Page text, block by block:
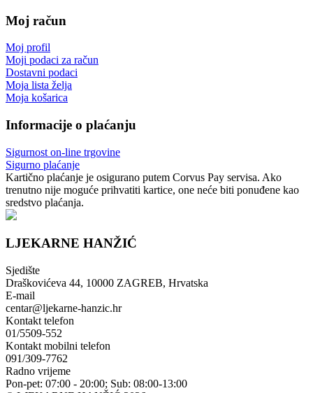
Moj račun
Moj profil
Moji podaci za račun
Dostavni podaci
Moja lista želja
Moja košarica
Informacije o plaćanju
Sigurnost on-line trgovine
Sigurno plaćanje
Kartično plaćanje je osigurano putem Corvus Pay servisa. Ako
trenutno nije moguće prihvatiti kartice, one neće biti ponuđene kao
sredstvo plaćanja.
LJEKARNE HANŽIĆ
Sjedište
Draškovićeva 44, 10000 ZAGREB, Hrvatska
E-mail
centar@ljekarne-hanzic.hr
Kontakt telefon
01/5509-552
Kontakt mobilni telefon
091/309-7762
Radno vrijeme
Pon-pet: 07:00 - 20:00; Sub: 08:00-13:00